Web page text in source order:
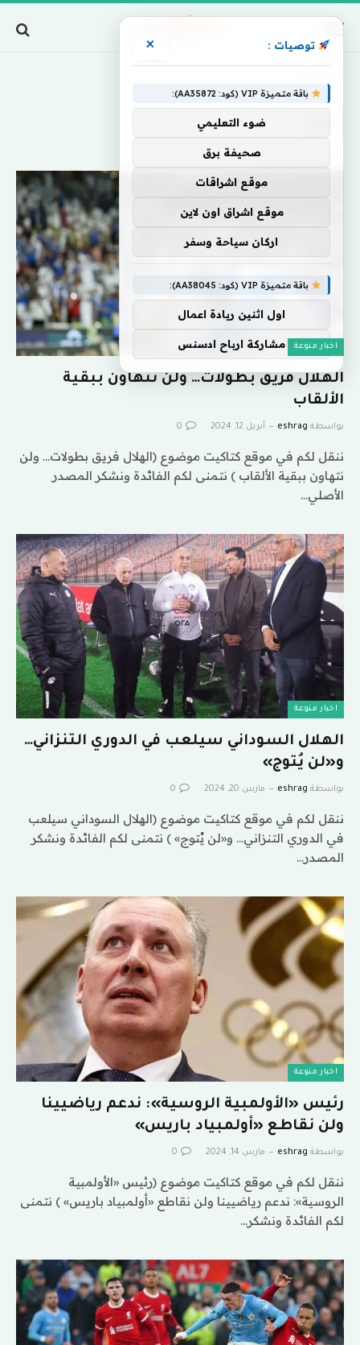
اخبار منوعة
الهلال فريق بطولات… ولن نتهاون ببقية
الألقاب
بواسطة eshrag أبريل 12, 2024 0
ننقل لكم في موقع كتاكيت موضوع (الهلال فريق بطولات… ولن
نتهاون ببقية الألقاب ) نتمنى لكم الفائدة ونشكر المصدر
الأصلي…
اخبار منوعة
الهلال السوداني سيلعب في الدوري التنزاني…
و«لن يُتوج»
بواسطة eshrag مارس 20, 2024 0
ننقل لكم في موقع كتاكيت موضوع (الهلال السوداني سيلعب
في الدوري التنزاني… و«لن يُتوج» ) نتمنى لكم الفائدة ونشكر
المصدر…
اخبار منوعة
رئيس «الأولمبية الروسية»: ندعم رياضيينا
ولن نقاطع «أولمبياد باريس»
بواسطة eshrag مارس 14, 2024 0
ننقل لكم في موقع كتاكيت موضوع (رئيس «الأولمبية
الروسية»: ندعم رياضيينا ولن نقاطع «أولمبياد باريس» ) نتمنى
لكم الفائدة ونشكر…
توصيات : ×
باقة متميزة VIP (كود: AA35872):
ضوء التعليمي
صحيفة برق
موقع اشراقات
موقع اشراق اون لاين
اركان سياحة وسفر
باقة متميزة VIP (كود: AA38045):
اول اثنين ريادة اعمال
مشاركة ارباح ادسنس